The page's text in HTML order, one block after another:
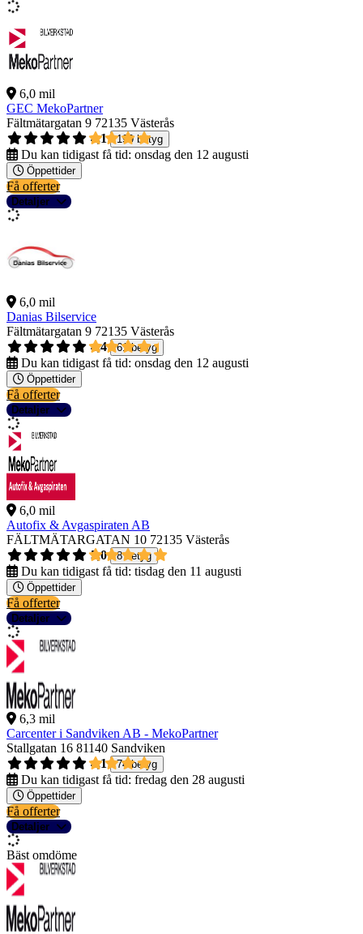
6,0 mil
GEC MekoPartner
Fältmätargatan 9 72135 Västerås
4,1
199 betyg
Du kan tidigast få tid: onsdag den 12 augusti
Öppettider
Få offerter
Detaljer
6,0 mil
Danias Bilservice
Fältmätargatan 9 72135 Västerås
4,4
61 betyg
Du kan tidigast få tid: onsdag den 12 augusti
Öppettider
Få offerter
Detaljer
6,0 mil
Autofix & Avgaspiraten AB
FÄLTMÄTARGATAN 10 72135 Västerås
5,0
8 betyg
Du kan tidigast få tid: tisdag den 11 augusti
Öppettider
Få offerter
Detaljer
6,3 mil
Carcenter i Sandviken AB - MekoPartner
Stallgatan 16 81140 Sandviken
4,1
74 betyg
Du kan tidigast få tid: fredag den 28 augusti
Öppettider
Få offerter
Detaljer
Bäst omdöme